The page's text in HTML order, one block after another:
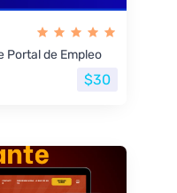
Portal de Empleo
$30